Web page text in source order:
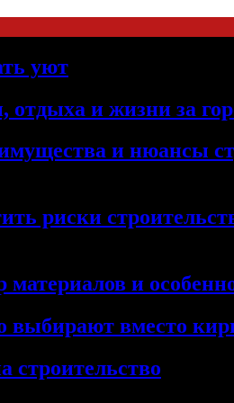
уют
отдыха и жизни за
и нюансы
риски
и
выбирают вместо
строительство